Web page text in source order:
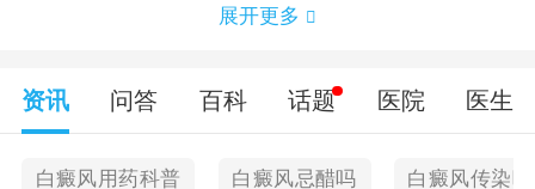
展开更多
资讯 问答 百科 话题 医院 医生
白癜风用药科普 白癜风忌醋吗 白癜风传染